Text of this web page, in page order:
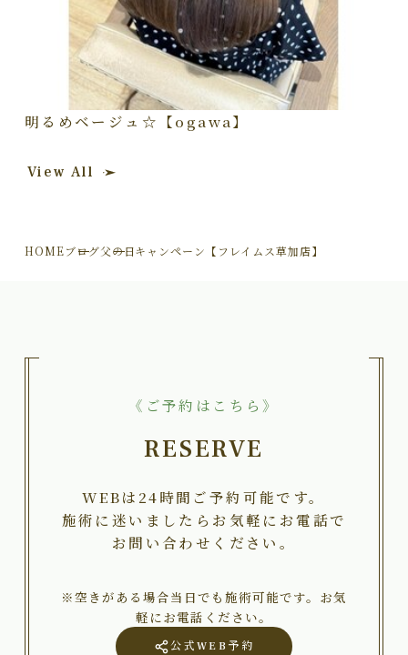
明るめベージュ☆【ogawa】
View All
HOMEブログ父の日キャンペーン【フレイムス草加店】
《ご予約はこちら》
RESERVE
WEBは24時間ご予約可能です。
施術に迷いましたらお気軽にお電話で
お問い合わせください。
※空きがある場合当日でも施術可能です。お気
軽にお電話ください。
公式WEB予約